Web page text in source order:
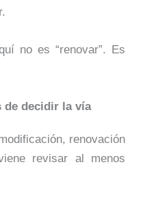
no es “renovar”. Es
de decidir la vía
renovación
revisar al menos